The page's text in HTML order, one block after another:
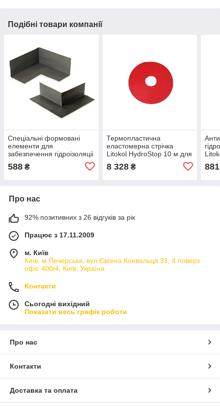
Подібні товари компанії
Спеціальні формовані
елементи для
забезпечення гідроізоляціі
кутів і країв у басейнах, на
терасах, у душових
588 ₴
Термопластична
еластомерна стрічка
Litokol HydroStop 10 м для
8 328₴ 881
Про нас
92% позитивних з 26 відгуків за рік
Працює з 17.11.2009
м. Київ
Київ, м.Печерська, вул.Євгена Конвальця 31, 4 поверх
офіс 400/4, Київ, Україна
Контакти
Сьогодні вихідний
Показати весь графік роботи
Про нас
Контакти
Доставка та оплата